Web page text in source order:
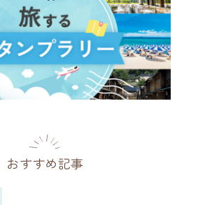
おすすめ記事